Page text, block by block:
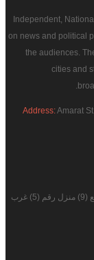
Independent,
on news and political
the audiences.
cities and
Address:Amarat
السودان – الخرطوم – العمارات شارع 29 مربع (9) منزل رقم (5) غرب